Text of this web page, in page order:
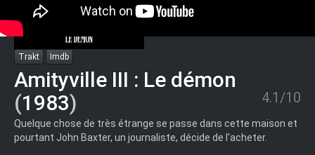
Trakt Imdb
Amityville III : Le démon
(1983) 4.1/10
Quelque chose de très étrange se passe dans cette maison et
pourtant John Baxter, un journaliste, décide de l'acheter.